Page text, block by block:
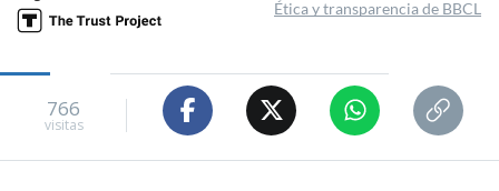
Ética y transparencia de BBCL
766
visitas